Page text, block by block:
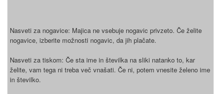
Nasveti za nogavice: Majica ne vsebuje nogavic privzeto. Če želite
nogavice, izberite možnosti nogavic, da jih plačate.
Nasveti za tiskom: Če sta ime in številka na sliki natanko to, kar
želite, vam tega ni treba več vnašati. Če ni, potem vnesite želeno ime
in številko.